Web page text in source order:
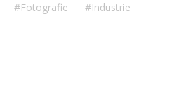
Fotografie Industrie